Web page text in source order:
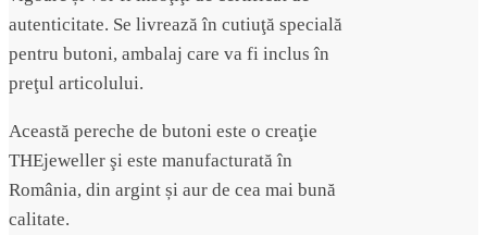
autenticitate. Se livrează în cutiuţă specială
pentru butoni, ambalaj care va fi inclus în
preţul articolului.
Această pereche de butoni este o creaţie
THEjeweller şi este manufacturată în
România, din argint și aur de cea mai bună
calitate.